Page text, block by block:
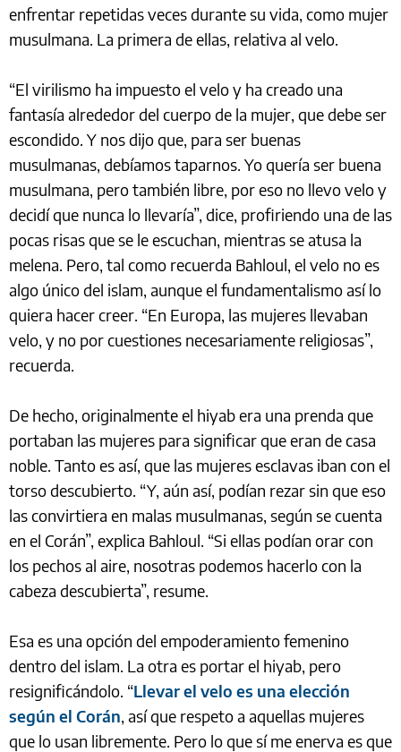
enfrentar repetidas veces durante su vida, como mujer
musulmana. La primera de ellas, relativa al velo.
“El virilismo ha impuesto el velo y ha creado una
fantasía alrededor del cuerpo de la mujer, que debe ser
escondido. Y nos dijo que, para ser buenas
musulmanas, debíamos taparnos. Yo quería ser buena
musulmana, pero también libre, por eso no llevo velo y
decidí que nunca lo llevaría”, dice, profiriendo una de las
pocas risas que se le escuchan, mientras se atusa la
melena. Pero, tal como recuerda Bahloul, el velo no es
algo único del islam, aunque el fundamentalismo así lo
quiera hacer creer. “En Europa, las mujeres llevaban
velo, y no por cuestiones necesariamente religiosas”,
recuerda.
De hecho, originalmente el hiyab era una prenda que
portaban las mujeres para significar que eran de casa
noble. Tanto es así, que las mujeres esclavas iban con el
torso descubierto. “Y, aún así, podían rezar sin que eso
las convirtiera en malas musulmanas, según se cuenta
en el Corán”, explica Bahloul. “Si ellas podían orar con
los pechos al aire, nosotras podemos hacerlo con la
cabeza descubierta”, resume.
Esa es una opción del empoderamiento femenino
dentro del islam. La otra es portar el hiyab, pero
resignificándolo. “Llevar el velo es una elección
según el Corán , así que respeto a aquellas mujeres
que lo usan libremente. Pero lo que sí me enerva es que